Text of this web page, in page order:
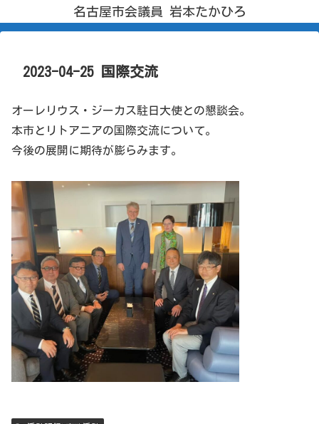
名古屋市会議員 岩本たかひろ
2023-04-25 国際交流
オーレリウス・ジーカス駐日大使との懇談会。
本市とリトアニアの国際交流について。
今後の展開に期待が膨らみます。